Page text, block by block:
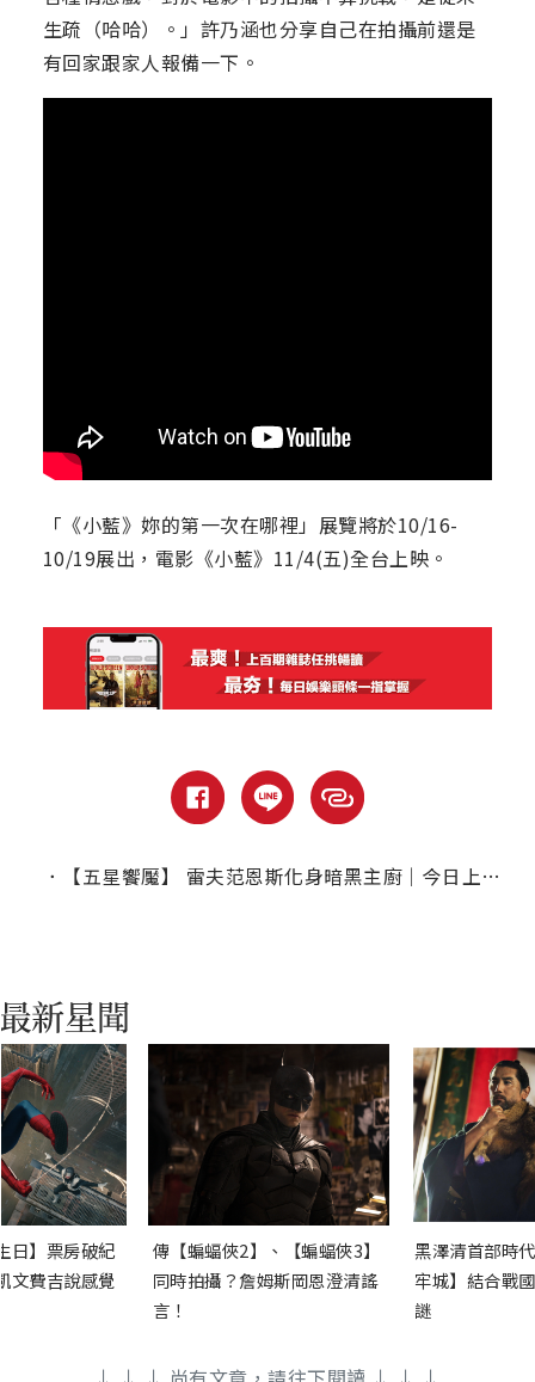
生疏（哈哈）。」許乃涵也分享自己在拍攝前還是
有回家跟家人報備一下。
「《小藍》妳的第一次在哪裡」展覽將於10/16-
10/19展出，電影《小藍》11/4(五)全台上映。
． 【五星饗魘】 雷夫范恩斯化身暗黑主廚｜今日上線電影推薦
日】票房破紀
文費吉說感覺
傳【蝙蝠俠2】、【蝙蝠俠3】
同時拍攝？詹姆斯岡恩澄清謠
言！
黑澤清首部時
牢城】結合戰
謎